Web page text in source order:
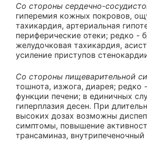
Со стороны сердечно-
гиперемия кожных покровов,
тахикардия, артериальная
периферические отеки; редко -
желудочковая тахикардия,
усиление приступов
Со стороны пищеварительной
тошнота, изжога, диарея; редко
функции печени; в единичных
гиперплазия десен. При
высоких дозах возможны
симптомы, повышение
трансаминаз, внутрипеченочный